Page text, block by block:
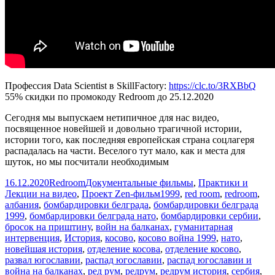
Профессия Data Scientist в SkillFactory: https://clc.to/3RXBbQ
55% скидки по промокоду Redroom до 25.12.2020
Сегодня мы выпускаем нетипичное для нас видео,
посвященное новейшей и довольно трагичной истории,
истории того, как последняя европейская страна соцлагеря
распадалась на части. Веселого тут мало, как и места для
шуток, но мы посчитали необходимым
Опубликовано
16.12.2020Автор
RedroomРубрики
Документальные фильмы, Практики и
Лекции на видео, Проект Zen-фильмМетки
1999, red room, redroom,
албания, бомбардировки белграда, бомбардировки белграда
1999, бомбардировки белграда нато, бомбардировки сербии,
бросок на приштину, войн на балканах, гуманитарная
интервенция, История, косово, косово война 1999, нато,
новейшая история, отделение косова, отделение косово,
развал югославии, распад югославии, распад югославии и
война на балканах, ред рум, редрум, редрум история, сербия,